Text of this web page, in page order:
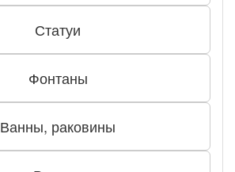
Статуи
Фонтаны
Ванны, раковины